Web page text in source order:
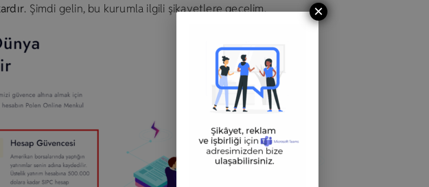
. Şimdi gelin, bu kurumla ilgili şikayetlere geçelim. ×